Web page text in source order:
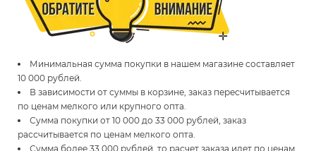
Минимальная сумма покупки в нашем магазине составляет
10 000 рублей.
В зависимости от суммы в корзине, заказ пересчитывается
по ценам мелкого или крупного опта.
Сумма покупки от 10 000 до 33 000 рублей, заказ
рассчитывается по ценам мелкого опта.
Сумма более 33 000 рублей, то расчет заказа идет по ценам